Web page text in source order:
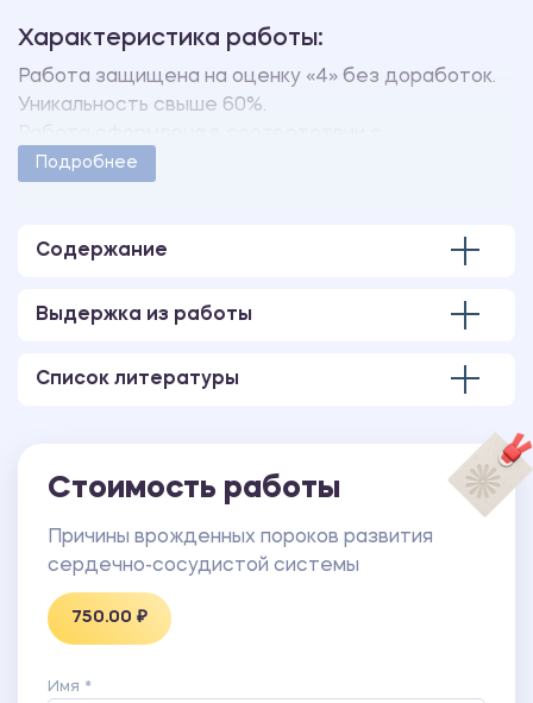
Характеристика работы:
Работа защищена на оценку «4» без доработок.
Уникальность свыше 60%.
методическими указаниями учебного заведения.
Подробнее
Содержание
Выдержка из работы
Список литературы
Стоимость работы
Причины врожденных пороков развития
сердечно-сосудистой системы
750.00 ₽
Имя *